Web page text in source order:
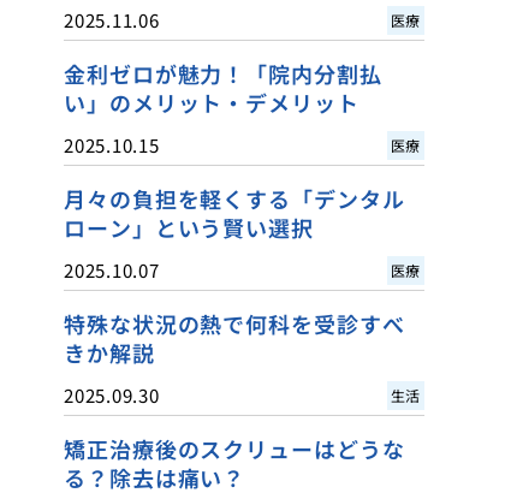
2025.11.06 医療
金利ゼロが魅力！「院内分割払
い」のメリット・デメリット
2025.10.15 医療
月々の負担を軽くする「デンタル
ローン」という賢い選択
2025.10.07 医療
特殊な状況の熱で何科を受診すべ
きか解説
2025.09.30 生活
矯正治療後のスクリューはどうな
る？除去は痛い？